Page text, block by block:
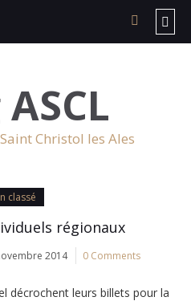
Christol les Ales
classé
régionaux
2014 0 Comments
décrochent leurs billets pour la